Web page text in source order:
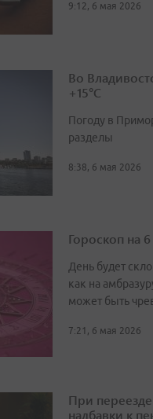
9:12, 6 мая 2026
Во
+15°С
Погоду в
разделы
8:38, 6 мая 2026
Гороскоп на
День будет
как на
может быть
7:21, 6 мая 2026
При
надбавки к